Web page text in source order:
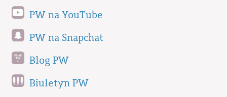
PW na YouTube
PW na Snapchat
Blog PW
Biuletyn PW